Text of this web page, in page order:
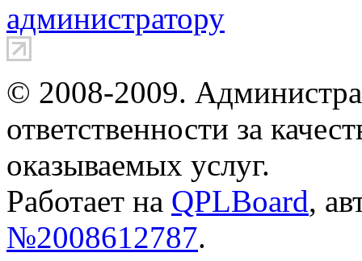
администратору
© 2008-2009.
ответственности за
оказываемых услуг.
Работает на QPLBoard,
№2008612787.